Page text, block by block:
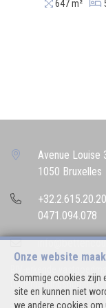
647 m²
Onze website
Sommige cookies zijn
site en kunnen niet
we andere cookies om
Avenue Louise
1050 Bruxelles
+32.2.615.20.20
0471.094.078
Ondernemingsnummer :